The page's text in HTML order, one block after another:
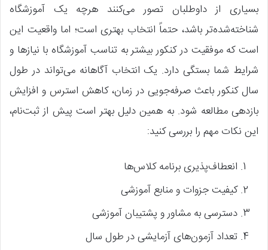
بسیاری از داوطلبان تصور می‌کنند هرچه یک آموزشگاه
شناخته‌شده‌تر باشد، حتماً انتخاب بهتری است؛ اما واقعیت این
است که موفقیت در کنکور بیشتر به تناسب آموزشگاه با نیازها و
شرایط شما بستگی دارد. یک انتخاب آگاهانه می‌تواند در طول
سال کنکور باعث صرفه‌جویی در زمان، کاهش استرس و افزایش
بازدهی مطالعه شود. به همین دلیل بهتر است پیش از ثبت‌نام،
این نکات مهم را بررسی کنید:
انعطاف‌پذیری برنامه کلاس‌ها
کیفیت جزوات و منابع آموزشی
دسترسی به مشاور و پشتیبان آموزشی
تعداد آزمون‌های آزمایشی در طول سال